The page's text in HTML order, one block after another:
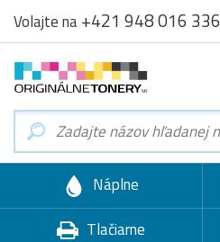
Volajte na+421 948 016 336
Náplne
Tlačiarne